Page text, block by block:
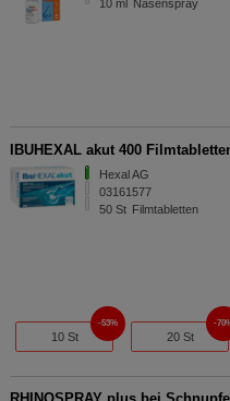
10 ml Nasenspray
IBUHEXAL akut 400
Hexal AG
03161577
50 St Filmtabletten
10 St
53%
20 St